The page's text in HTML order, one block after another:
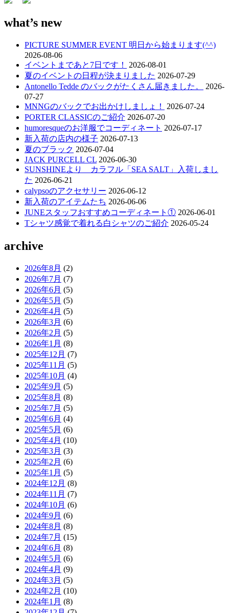
ナ
what’s new
PICTURE SUMMER EVENT 明日から始まります(^^)
2026-08-06
イベントまであと7日です！
2026-08-01
夏のイベントの日程が決まりました 2026-07-29
Antonello Tedde のバックがたくさん届きました。
2026-
07-27
MNNGのバックでお出かけしましょ！
2026-07-24
PORTER CLASSICのご紹介 2026-07-20
humoresqueのお洋服でコーディネート 2026-07-17
新入荷の店内の様子 2026-07-13
夏のブラック 2026-07-04
JACK PURCELL CL 2026-06-30
SUNSHINEより カラフル「SEA SALT」入荷しまし
た 2026-06-21
calypsoのアクセサリー 2026-06-12
新入荷のアイテムたち 2026-06-06
JUNEスタッフおすすめコーディネート① 2026-06-01
Tシャツ感覚で着れる白シャツのご紹介 2026-05-24
archive
2026年8月 (2)
2026年7月 (7)
2026年6月 (5)
2026年5月 (5)
2026年4月 (5)
2026年3月 (6)
2026年2月 (5)
2026年1月 (8)
2025年12月 (7)
2025年11月 (5)
2025年10月 (4)
2025年9月 (5)
2025年8月 (8)
2025年7月 (5)
2025年6月 (4)
2025年5月 (6)
2025年4月 (10)
2025年3月 (3)
2025年2月 (6)
2025年1月 (5)
2024年12月 (8)
2024年11月 (7)
2024年10月 (6)
2024年9月 (6)
2024年8月 (8)
2024年7月 (15)
2024年6月 (8)
2024年5月 (6)
2024年4月 (9)
2024年3月 (5)
2024年2月 (10)
2024年1月 (8)